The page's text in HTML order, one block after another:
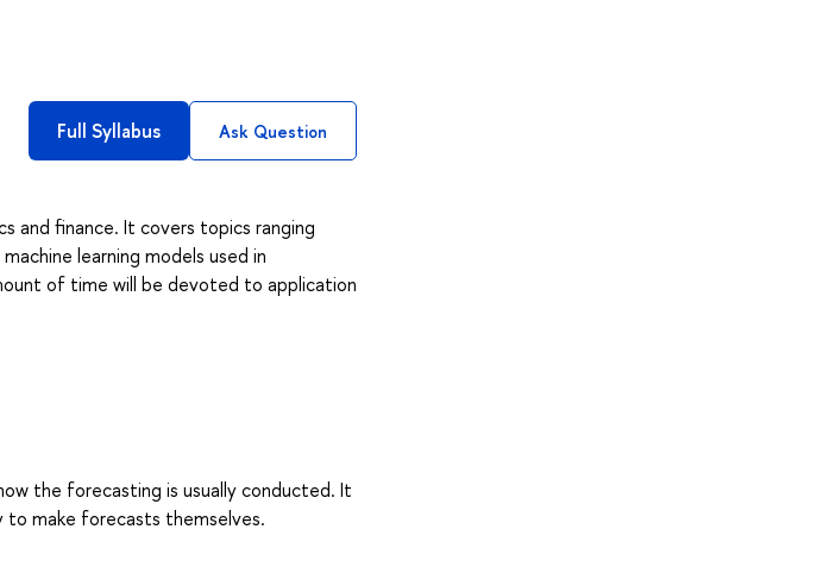
Full Syllabus Ask Question
and finance. It covers topics ranging
learning models used in
of time will be devoted to application
the forecasting is usually conducted. It
make forecasts themselves.